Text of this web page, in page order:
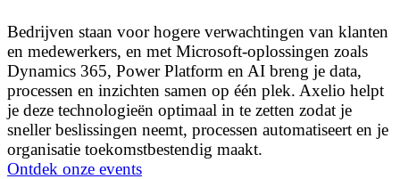
Bedrijven staan voor hogere verwachtingen van klanten
en medewerkers, en met Microsoft-oplossingen zoals
Dynamics 365, Power Platform en AI breng je data,
processen en inzichten samen op één plek. Axelio helpt
je deze technologieën optimaal in te zetten zodat je
sneller beslissingen neemt, processen automatiseert en je
organisatie toekomstbestendig maakt.
Ontdek onze events